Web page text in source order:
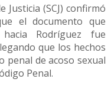
(SCJ) confirmó
el documento que
Rodríguez fue
que los hechos
penal de acoso sexual
Penal.